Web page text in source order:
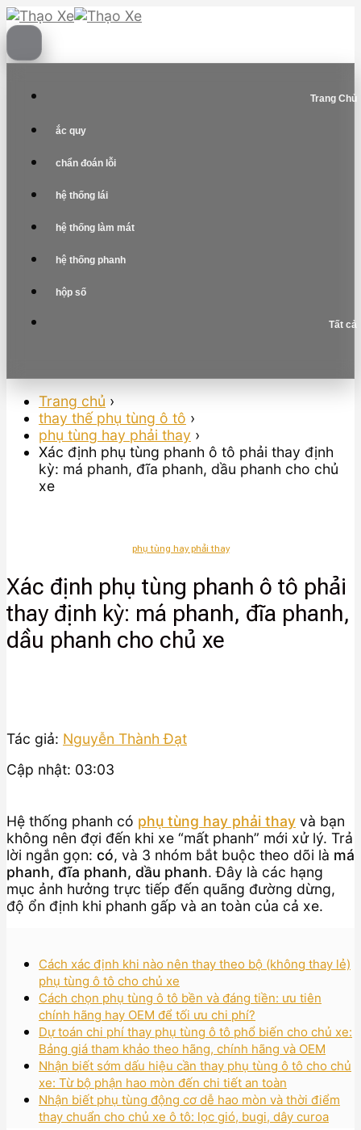
Skip
to
content
Trang Chủ
ắc quy
chẩn đoán lỗi
hệ thống lái
hệ thống làm mát
hệ thống phanh
hộp số
Tất cả
Trang chủ ›
thay thế phụ tùng ô tô ›
phụ tùng hay phải thay ›
Xác định phụ tùng phanh ô tô phải thay định
kỳ: má phanh, đĩa phanh, dầu phanh cho chủ
xe
phụ tùng hay phải thay
Xác định phụ tùng phanh ô tô phải
thay định kỳ: má phanh, đĩa phanh,
dầu phanh cho chủ xe
Tác giả: Nguyễn Thành Đạt
Cập nhật: 03:03
Hệ thống phanh có phụ tùng hay phải thay và bạn
không nên đợi đến khi xe “mất phanh” mới xử lý. Trả
lời ngắn gọn: có, và 3 nhóm bắt buộc theo dõi là má
phanh, đĩa phanh, dầu phanh. Đây là các hạng
mục ảnh hưởng trực tiếp đến quãng đường dừng,
độ ổn định khi phanh gấp và an toàn của cả xe.
Cách xác định khi nào nên thay theo bộ (không thay lẻ)
phụ tùng ô tô cho chủ xe
Cách chọn phụ tùng ô tô bền và đáng tiền: ưu tiên
chính hãng hay OEM để tối ưu chi phí?
Dự toán chi phí thay phụ tùng ô tô phổ biến cho chủ xe:
Bảng giá tham khảo theo hãng, chính hãng và OEM
Nhận biết sớm dấu hiệu cần thay phụ tùng ô tô cho chủ
xe: Từ bộ phận hao mòn đến chi tiết an toàn
Nhận biết phụ tùng động cơ dễ hao mòn và thời điểm
thay chuẩn cho chủ xe ô tô: lọc gió, bugi, dây curoa